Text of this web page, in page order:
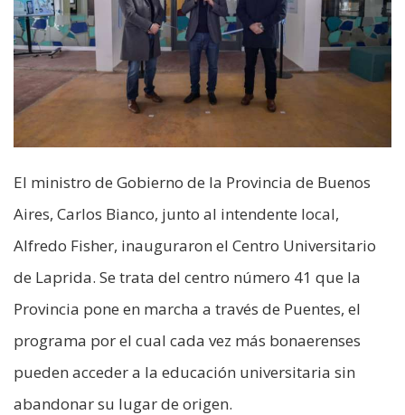
El ministro de Gobierno de la Provincia de Buenos
Aires, Carlos Bianco, junto al intendente local,
Alfredo Fisher, inauguraron el Centro Universitario
de Laprida. Se trata del centro número 41 que la
Provincia pone en marcha a través de Puentes, el
programa por el cual cada vez más bonaerenses
pueden acceder a la educación universitaria sin
abandonar su lugar de origen.